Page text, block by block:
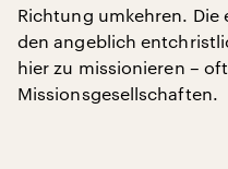
Richtung umkehren. Die
den angeblich
hier zu missionieren –
Missionsgesellschaften.